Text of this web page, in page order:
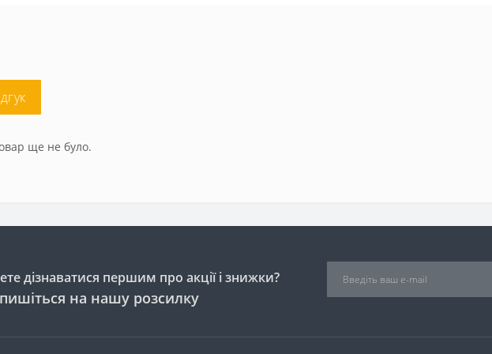
ще не було.
дізнаватися першим про акції і знижки?
на нашу розсилку